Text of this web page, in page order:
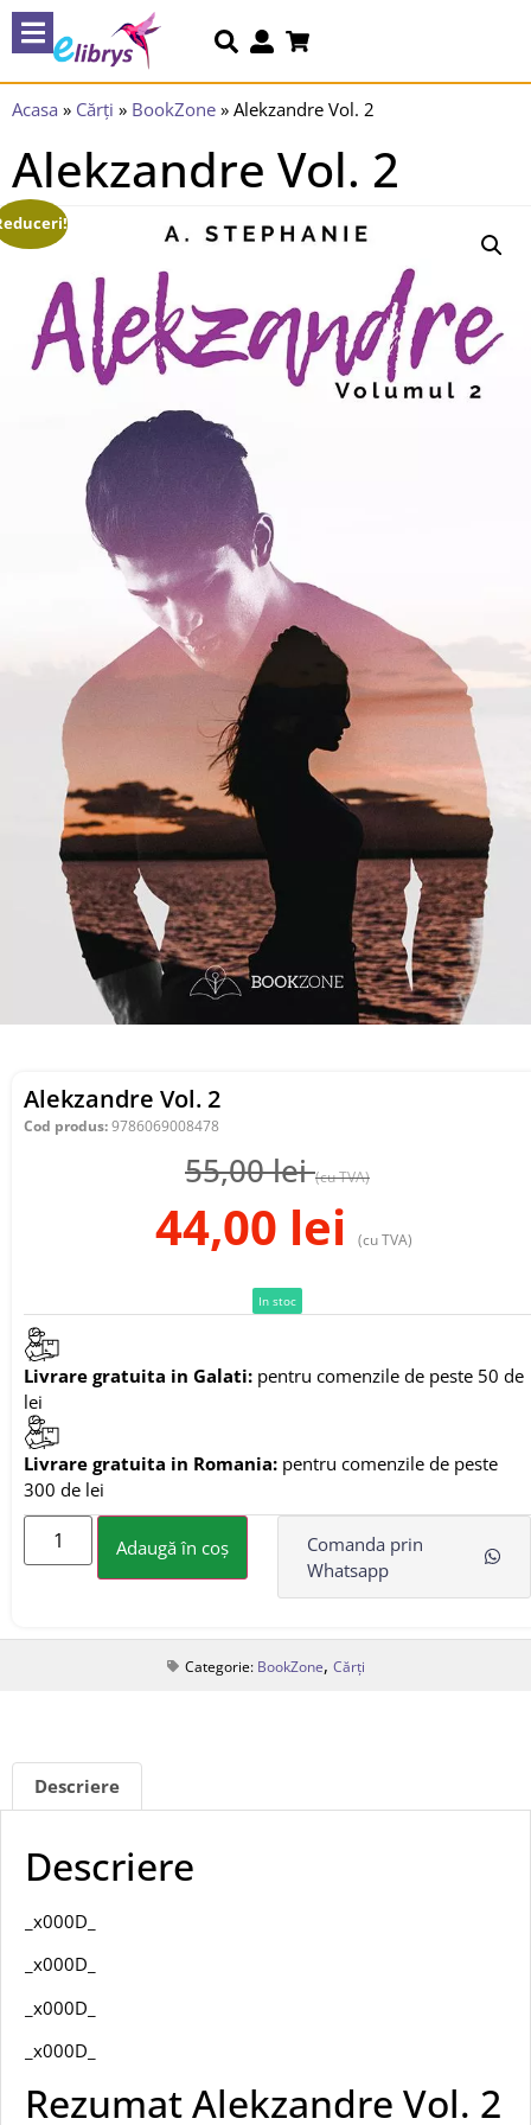
Acasa » Cărți » BookZone » Alekzandre Vol. 2
Alekzandre Vol. 2
Alekzandre Vol. 2
Cod produs:9786069008478
55,00lei (cu TVA)
44,00 lei (cu TVA)
In stoc
Livrare gratuita in Galati: pentru comenzile de peste 50 de
lei
Livrare gratuita in Romania: pentru comenzile de peste
300 de lei
Adaugă în coș
Comanda prin
Whatsapp
Categorie: BookZone, Cărți
Descriere
Descriere
_x000D_
_x000D_
_x000D_
_x000D_
Rezumat Alekzandre Vol. 2